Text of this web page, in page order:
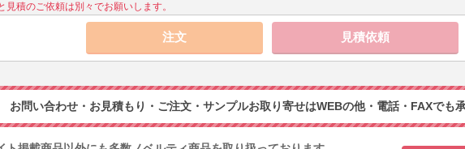
見積のご依頼は別々でお願いします。
お問い合わせ・お見積もり・ご注文・サンプルお取り寄せはWEBの他・電話・FAXでも